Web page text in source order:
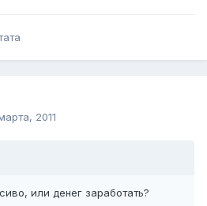
2011
или денег заработать?